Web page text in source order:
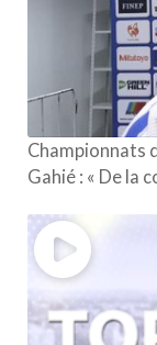
Championnats
Gahié : « De la